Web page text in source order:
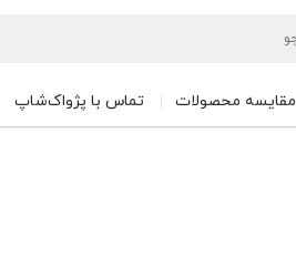
مقایسه محصولات تماس با پژواک‌شاپ